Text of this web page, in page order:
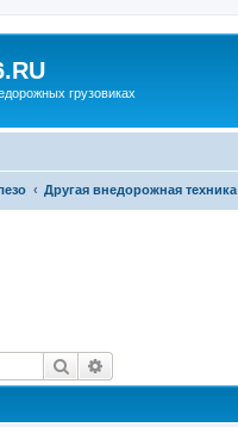
грузовиках
Другая внедорожная техника
Поиск